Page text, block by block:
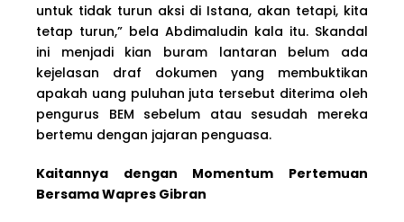
untuk tidak turun aksi di Istana, akan tetapi, kita
tetap turun,” bela Abdimaludin kala itu. Skandal
ini menjadi kian buram lantaran belum ada
kejelasan draf dokumen yang membuktikan
apakah uang puluhan juta tersebut diterima oleh
pengurus BEM sebelum atau sesudah mereka
bertemu dengan jajaran penguasa.
Kaitannya dengan Momentum Pertemuan
Bersama Wapres Gibran